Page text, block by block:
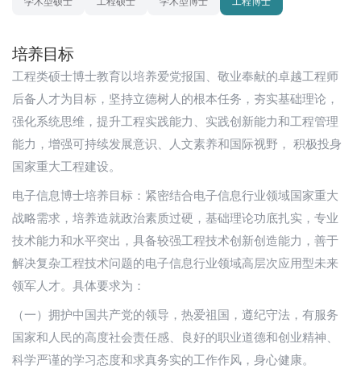
培养目标
工程类硕士博士教育以培养爱党报国、敬业奉献的卓越工程师
后备人才为目标，坚持立德树人的根本任务，夯实基础理论，
强化系统思维，提升工程实践能力、实践创新能力和工程管理
能力，增强可持续发展意识、人文素养和国际视野， 积极投身
国家重大工程建设。
电子信息博士培养目标：紧密结合电子信息行业领域国家重大
战略需求，培养造就政治素质过硬，基础理论功底扎实，专业
技术能力和水平突出，具备较强工程技术创新创造能力，善于
解决复杂工程技术问题的电子信息行业领域高层次应用型未来
领军人才。具体要求为：
（一）拥护中国共产党的领导，热爱祖国，遵纪守法，有服务
国家和人民的高度社会责任感、良好的职业道德和创业精神、
科学严谨的学习态度和求真务实的工作作风，身心健康。